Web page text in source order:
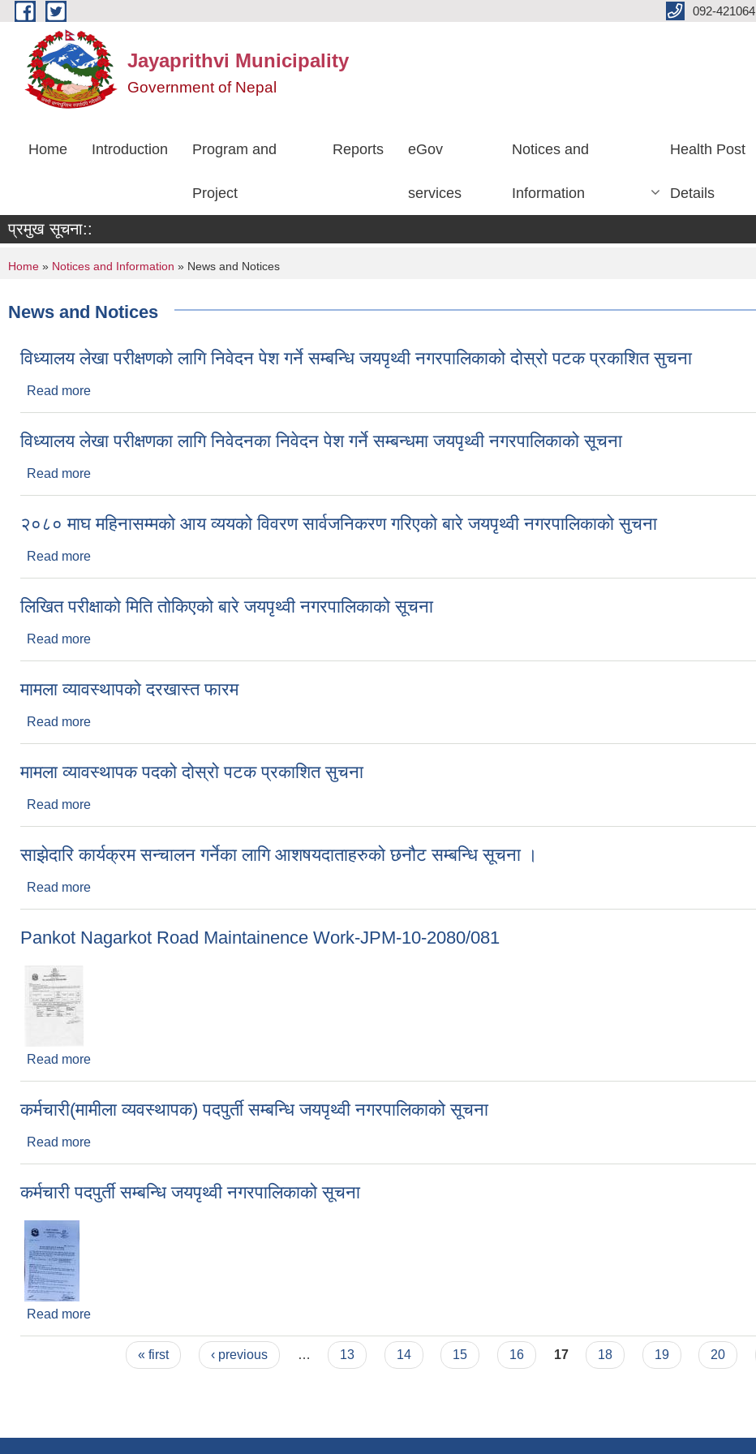
Skip to main content 092-421064
Jayaprithvi Municipality
Government of Nepal
Home Introduction Program and
Project
Reports eGov
services
Notices and
Information
Health Post
Details
प्रमुख सूचना::
You are here
Home » Notices and Information » News and Notices
News and Notices
विध्यालय लेखा परीक्षणको लागि निवेदन पेश गर्ने सम्बन्धि जयपृथ्वी नगरपालिकाको दोस्रो पटक प्रकाशित सुचना
Read more
विध्यालय लेखा परीक्षणका लागि निवेदनका निवेदन पेश गर्ने सम्बन्धमा जयपृथ्वी नगरपालिकाको सूचना
Read more
२०८० माघ महिनासम्मको आय व्ययको विवरण सार्वजनिकरण गरिएको बारे जयपृथ्वी नगरपालिकाको सुचना
Read more
लिखित परीक्षाको मिति तोकिएको बारे जयपृथ्वी नगरपालिकाको सूचना
Read more
मामला व्यावस्थापको दरखास्त फारम
Read more
मामला व्यावस्थापक पदको दोस्रो पटक प्रकाशित सुचना
Read more
साझेदारि कार्यक्रम सन्चालन गर्नेका लागि आशषयदाताहरुको छनौट सम्बन्धि सूचना ।
Read more
Pankot Nagarkot Road Maintainence Work-JPM-10-2080/081
Read more
कर्मचारी(मामीला व्यवस्थापक) पदपुर्ती सम्बन्धि जयपृथ्वी नगरपालिकाको सूचना
Read more
कर्मचारी पदपुर्ती सम्बन्धि जयपृथ्वी नगरपालिकाको सूचना
Read more
« first ‹ previous … 13 14 15 16 17 18 19 20